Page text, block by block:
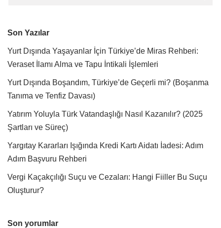
Son Yazılar
Yurt Dışında Yaşayanlar İçin Türkiye’de Miras Rehberi:
Veraset İlamı Alma ve Tapu İntikali İşlemleri
Yurt Dışında Boşandım, Türkiye’de Geçerli mi? (Boşanma
Tanıma ve Tenfiz Davası)
Yatırım Yoluyla Türk Vatandaşlığı Nasıl Kazanılır? (2025
Şartları ve Süreç)
Yargıtay Kararları Işığında Kredi Kartı Aidatı İadesi: Adım
Adım Başvuru Rehberi
Vergi Kaçakçılığı Suçu ve Cezaları: Hangi Fiiller Bu Suçu
Oluşturur?
Son yorumlar